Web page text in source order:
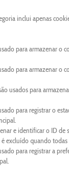
inclui apenas
para armazenar o
para armazenar o
usados para
para registrar o
e identificar o ID
excluído quando
para registrar a